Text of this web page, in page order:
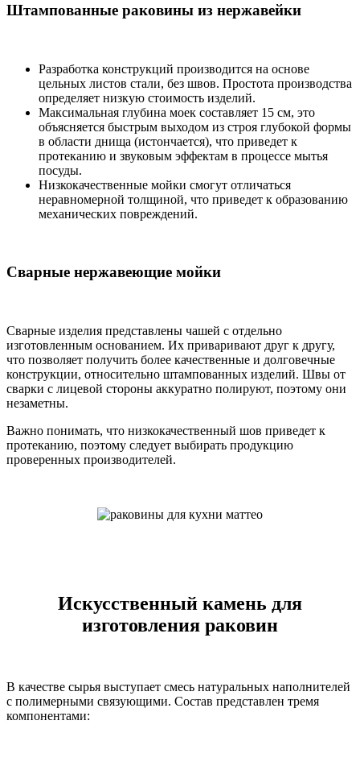
Штампованные раковины из нержавейки
Разработка конструкций производится на основе
цельных листов стали, без швов. Простота производства
определяет низкую стоимость изделий.
Максимальная глубина моек составляет 15 см, это
объясняется быстрым выходом из строя глубокой формы
в области днища (истончается), что приведет к
протеканию и звуковым эффектам в процессе мытья
посуды.
Низкокачественные мойки смогут отличаться
неравномерной толщиной, что приведет к образованию
механических повреждений.
Сварные нержавеющие мойки
Сварные изделия представлены чашей с отдельно
изготовленным основанием. Их приваривают друг к другу,
что позволяет получить более качественные и долговечные
конструкции, относительно штампованных изделий. Швы от
сварки с лицевой стороны аккуратно полируют, поэтому они
незаметны.
Важно понимать, что низкокачественный шов приведет к
протеканию, поэтому следует выбирать продукцию
проверенных производителей.
Искусственный камень для
изготовления раковин
В качестве сырья выступает смесь натуральных наполнителей
с полимерными связующими. Состав представлен тремя
компонентами: